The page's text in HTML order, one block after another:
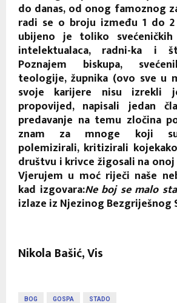
do danas, od onog famoznog
radi se o broju između 1 do
ubijeno je toliko svećeničkih
intelektualaca, radni-ka i
Poznajem biskupa,
teologije, župnika (ovo sve u
svoje karijere nisu izrekli
propovijed, napisali jedan
predavanje na temu zločina
znam za mnoge koji
polemizirali, kritizirali
društvu i krivce žigosali na
Vjerujem u moć riječi naše
kad izgovara:Ne boj se malo
izlaze iz Njezinog Bezgriješnog
Nikola Bašić, Vis
BOG GOSPA STADO